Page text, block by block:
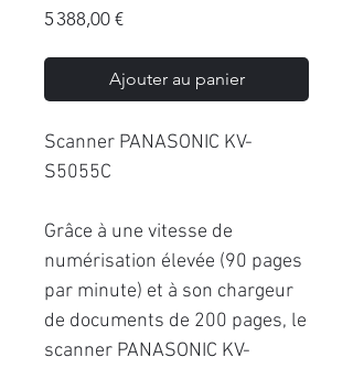
5 388,00 €Prix
Ajouter au panier
Scanner PANASONIC KV-
S5055C
Grâce à une vitesse de
numérisation élevée (90 pages
par minute) et à son chargeur
de documents de 200 pages, le
scanner PANASONIC KV-